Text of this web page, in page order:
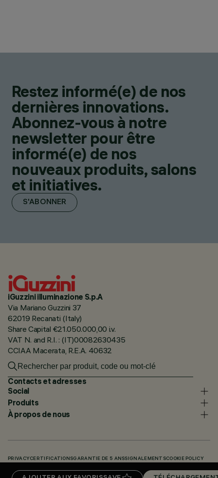
Restez informé(e) de nos
dernières innovations.
Abonnez-vous à notre
newsletter pour être
informé(e) de nos
nouveaux produits, salons
et initiatives.
S'ABONNER
iGuzzini illuminazione S.p.A
Via Mariano Guzzini 37
62019 Recanati (Italy)
Share Capital €21.050.000,00 i.v.
VAT N. and R.I. : (IT)00082630435
CCIAA Macerata, R.E.A. 40632
Contacts et adresses
Social
Produits
À propos de nous
PRIVACY CERTIFICATIONSGARANTIE DE 5 ANSSIGNALEMENTSCOOKIE POLICY